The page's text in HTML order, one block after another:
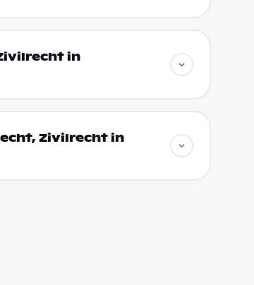
in
Zivilrecht in